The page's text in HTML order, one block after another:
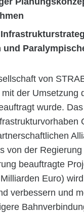
von
der
wurde.
von der
beauftragte
Euro)
verbessern und